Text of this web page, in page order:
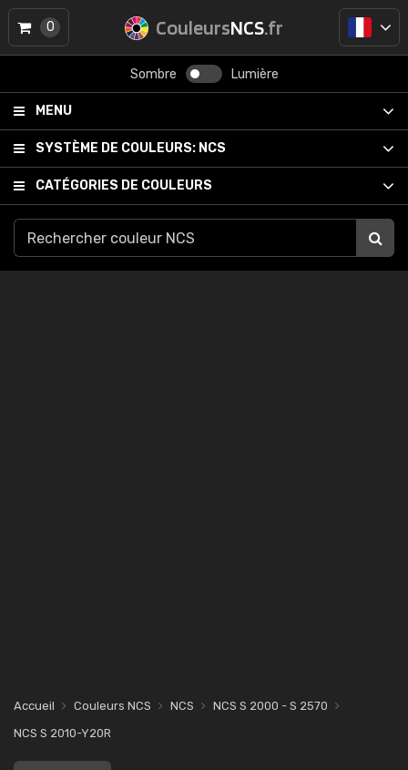
CouleursNCS.fr
Sombre Lumière
MENU
SYSTÈME DE COULEURS: NCS
CATÉGORIES DE COULEURS
0
Accueil Couleurs NCS NCS
NCS S 2000 - S 2570
NCS S 2010-Y20R